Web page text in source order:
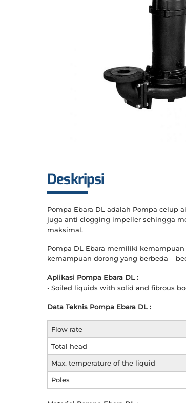
Deskripsi
Pompa Ebara DL adalah Pompa
juga anti clogging impeller sehingga
maksimal.
Pompa DL Ebara memiliki
kemampuan dorong yang berbeda –
Aplikasi Pompa Ebara DL :
• Soiled liquids with solid and fibrous
Data Teknis Pompa Ebara DL :
Flow rate
Total head
Max. temperature of the liquid
Poles